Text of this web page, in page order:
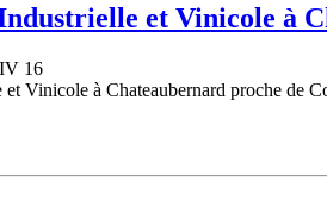
et Vinicole à
16
Vinicole à Chateaubernard proche de